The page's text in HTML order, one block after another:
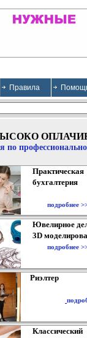
Правила
по
Практическая
бухгалтерия
подробнее
Ювелирное
3D
подробнее
Риэлтер
Классический